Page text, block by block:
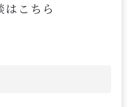
はこちら